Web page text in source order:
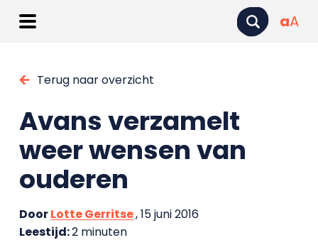
aA
Terug naar overzicht
Avans verzamelt
weer wensen van
ouderen
DoorLotte Gerritse, 15 juni 2016
Leestijd:2 minuten